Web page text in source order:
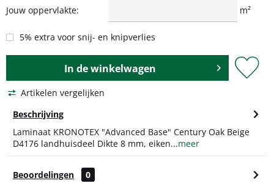
Jouw oppervlakte: m²
5% extra voor snij- en knipverlies
In dewinkelwagen
Artikelen vergelijken
Beschrijving
Laminaat KRONOTEX "Advanced Base" Century Oak Beige
D4176 landhuisdeel Dikte 8 mm, eiken...meer
Beoordelingen
0